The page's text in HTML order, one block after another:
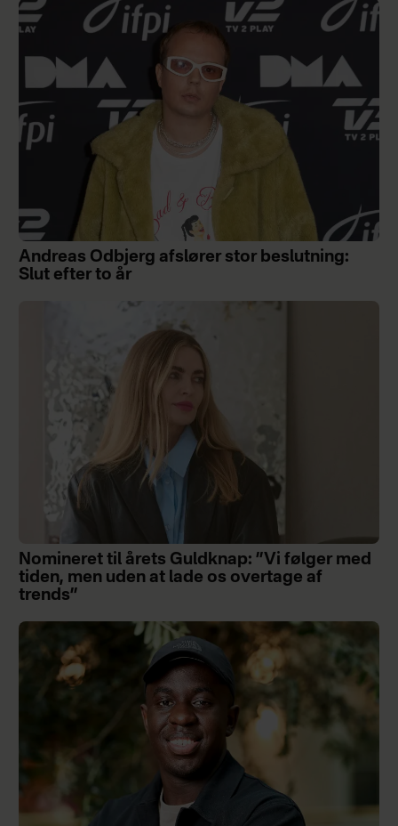
Andreas Odbjerg afslører stor beslutning:
Slut efter to år
Nomineret til årets Guldknap: ”Vi følger med
tiden, men uden at lade os overtage af
trends”